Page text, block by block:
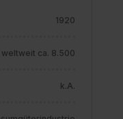
1920
weltweit ca. 8.500
k.A.